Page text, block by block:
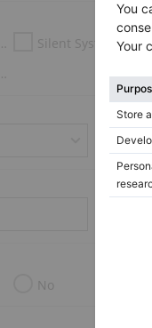
Silent System
No